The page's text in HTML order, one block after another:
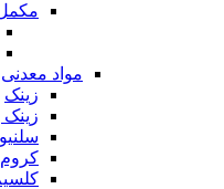
مواد معدنی
زینک
کروم